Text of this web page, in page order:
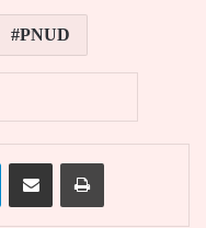
PNUD
TelegramPartager par email Imprimer